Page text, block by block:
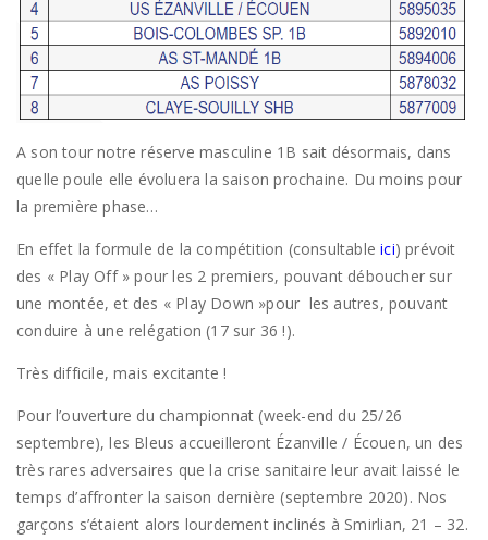
A son tour notre réserve masculine 1B sait désormais, dans
quelle poule elle évoluera la saison prochaine. Du moins pour
la première phase…
En effet la formule de la compétition (consultableici) prévoit
des « Play Off » pour les 2 premiers, pouvant déboucher sur
une montée, et des « Play Down »pour les autres, pouvant
conduire à une relégation (17 sur 36 !).
Très difficile, mais excitante !
Pour l’ouverture du championnat (week-end du 25/26
septembre), les Bleus accueilleront Ézanville / Écouen, un des
très rares adversaires que la crise sanitaire leur avait laissé le
temps d’affronter la saison dernière (septembre 2020). Nos
garçons s’étaient alors lourdement inclinés à Smirlian, 21 – 32.